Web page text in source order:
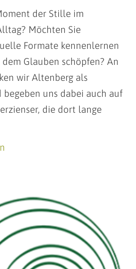
der Stille im
Möchten Sie
Formate kennenlernen
Glauben schöpfen? An
wir Altenberg als
uns dabei auch auf
die dort lange